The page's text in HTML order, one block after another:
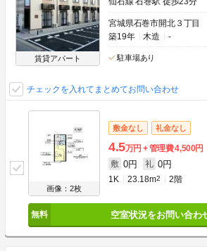
賃貸アパート
宮城県石巻市開北３丁目
築19年
木造 -
駐車場あり
チェックを入れてまとめてお問い合わせ
画像：2枚
敷金なし 礼金なし
4.5万円 管理費4,500円
敷 0円 礼 0円
1K 23.18m2 2階
空室状況をお問い合わ